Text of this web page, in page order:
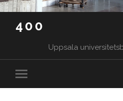
400
Uppsala
på/av